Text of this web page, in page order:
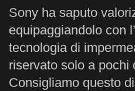
Sony ha saputo
equipaggiandolo con
tecnologia di
riservato solo a pochi
Consigliamo questo